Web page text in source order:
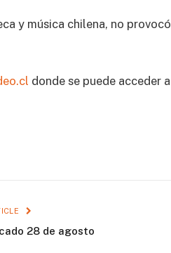
y música chilena, no provocó
donde se puede acceder a
28 de agosto